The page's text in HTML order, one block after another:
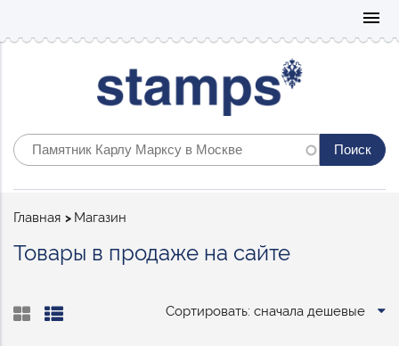
menu
Строка
Главная Магазин
Товары в продаже на сайте
Сортировать: сначала дешевые